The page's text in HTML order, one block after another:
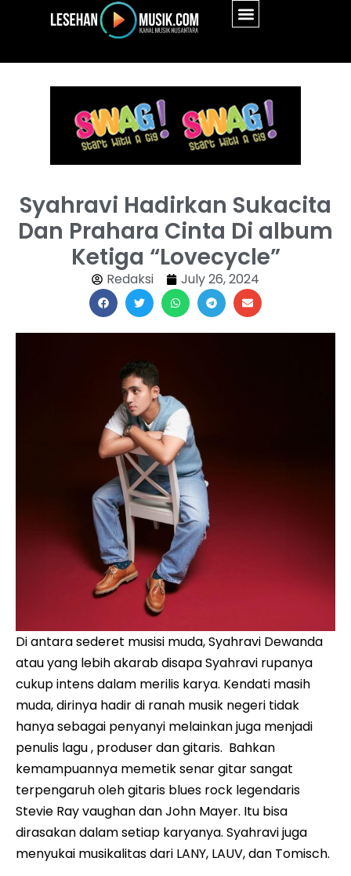
Syahravi Hadirkan Sukacita
Dan Prahara Cinta Di album
Ketiga “Lovecycle”
Redaksi July 26, 2024
Di antara sederet musisi muda, Syahravi Dewanda
atau yang lebih akarab disapa Syahravi rupanya
cukup intens dalam merilis karya. Kendati masih
muda, dirinya hadir di ranah musik negeri tidak
hanya sebagai penyanyi melainkan juga menjadi
penulis lagu , produser dan gitaris. Bahkan
kemampuannya memetik senar gitar sangat
terpengaruh oleh gitaris blues rock legendaris
Stevie Ray vaughan dan John Mayer. Itu bisa
dirasakan dalam setiap karyanya. Syahravi juga
menyukai musikalitas dari LANY, LAUV, dan Tomisch.